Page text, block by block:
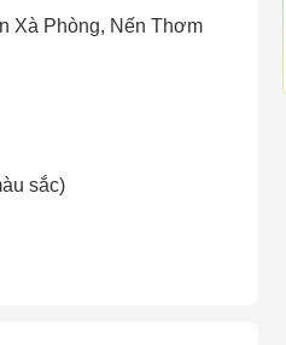
Xà Phòng, Nến Thơm
sắc)